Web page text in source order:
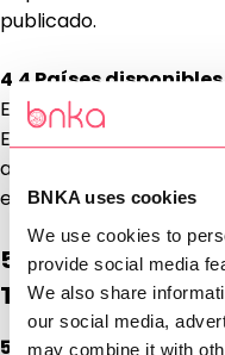
BNKA uses cookies
We use cookies to
provide social media
We also share
our social media,
may combine it with
publicado.
4.4 Países disponibles.
Estados del Espacio
Entidad Regulada está
a residentes. La
en la Plataforma.
5. RETRIBUCIÓN
TRANSPARENCIA
5.1 Tipo de conversión.